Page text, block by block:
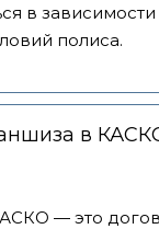
в
полиса.
в
— это